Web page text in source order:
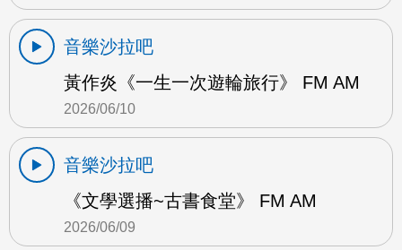
音樂沙拉吧
黃作炎《一生一次遊輪旅行》 FM AM
2026/06/10
音樂沙拉吧
《文學選播~古書食堂》 FM AM
2026/06/09